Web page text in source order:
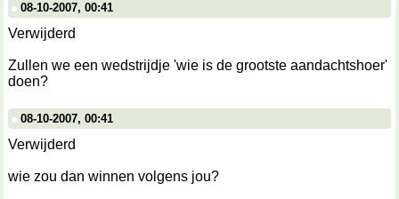
08-10-2007, 00:41
Verwijderd
Zullen we een wedstrijdje 'wie is de grootste aandachtshoer'
doen?
08-10-2007, 00:41
Verwijderd
wie zou dan winnen volgens jou?